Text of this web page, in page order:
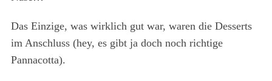
Das Einzige, was wirklich gut war, waren die Desserts
im Anschluss (hey, es gibt ja doch noch richtige
Pannacotta).